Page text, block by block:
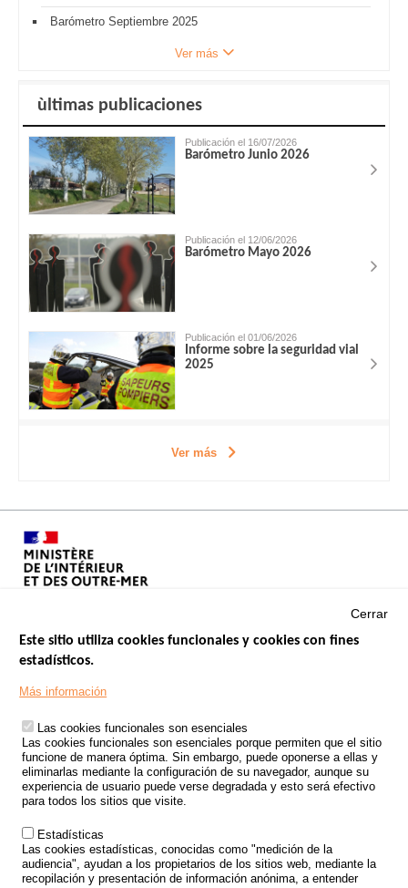
Barómetro Septiembre 2025
Ver más
ùltimas publicaciones
Publicación el 16/07/2026
Barómetro Junio 2026
Publicación el 12/06/2026
Barómetro Mayo 2026
Publicación el 01/06/2026
Informe sobre la seguridad vial
2025
Ver más
Footer
TRATAMIENTO DE DATOS PERSONALES PROCEDENTES DE
ACCIDENTES DE TRÁFICO
ESTUDIOS
CONVOCATORIA DE PROYECTOS DE ESTUDIOS
POLÍTICA DE SEGURIDAD VIAL
Outils
EVENTOS
Cerrar
Este sitio utiliza cookies funcionales y cookies con fines
estadísticos.
Más información
Las cookies funcionales son esenciales
Las cookies funcionales son esenciales porque permiten que el sitio
funcione de manera óptima. Sin embargo, puede oponerse a ellas y
eliminarlas mediante la configuración de su navegador, aunque su
experiencia de usuario puede verse degradada y esto será efectivo
para todos los sitios que visite.
Estadísticas
Las cookies estadísticas, conocidas como "medición de la
audiencia", ayudan a los propietarios de los sitios web, mediante la
recopilación y presentación de información anónima, a entender